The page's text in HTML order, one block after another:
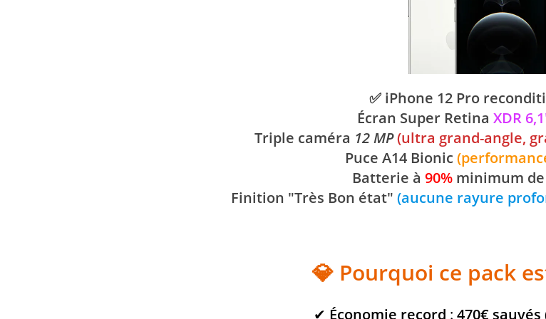
✅ iPhone 12 Pro
Écran Super Retina XDR
Triple caméra 12 MP(ultra grand-angle,
Puce A14 Bionic
Batterie à 90%minimum de
Finition "Très Bon état" (aucune rayure
💎 Pourquoi ce pack
✔ Économie record : 470€ sauvés